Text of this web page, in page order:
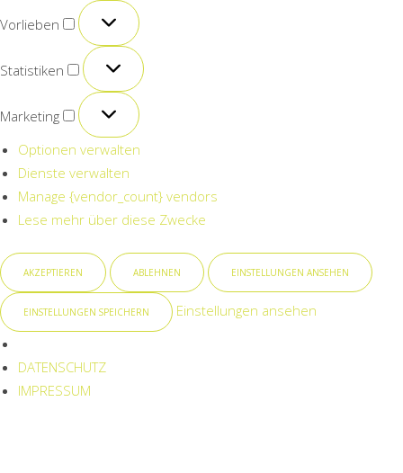
Vorlieben
Vorlieben
Statistiken
Statistiken
Marketing
Marketing
Optionen verwalten
Dienste verwalten
Manage {vendor_count} vendors
Lese mehr über diese Zwecke
AKZEPTIEREN ABLEHNEN EINSTELLUNGEN ANSEHEN
EINSTELLUNGEN SPEICHERN Einstellungen ansehen
DATENSCHUTZ
IMPRESSUM